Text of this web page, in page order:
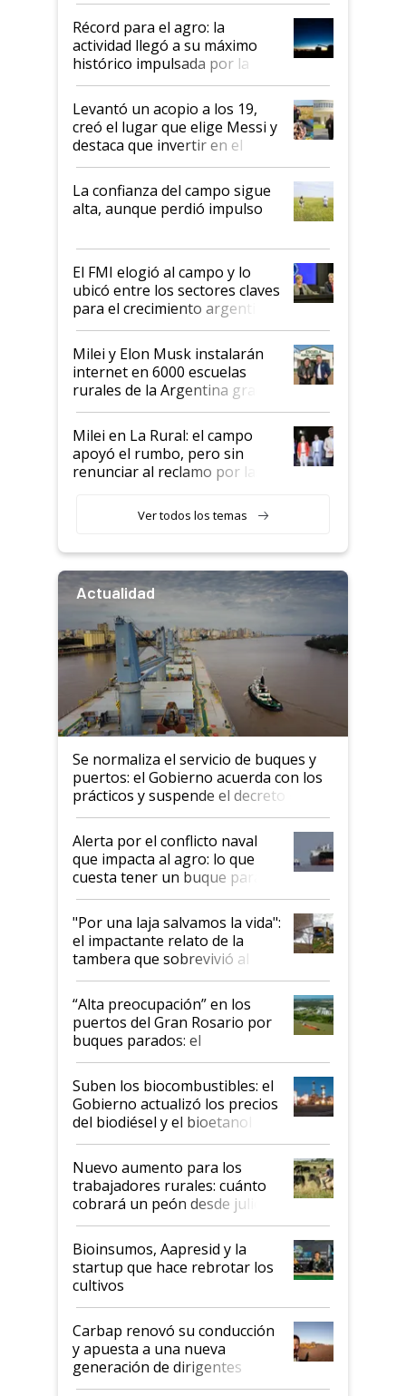
diez dólares y sostuvo el
liderazgo en un semestre
récord
Récord para el agro: la
actividad llegó a su máximo
histórico impulsada por la
cosecha y las exportaciones
Levantó un acopio a los 19,
creó el lugar que elige Messi y
destaca que invertir en el
kirchnerismo era como "darle
plata a un hijo para droga":
Juan Félix Rossetti, el libertario
que de una dura crisis salió
de Milei
La confianza del campo sigue
alta, aunque perdió impulso
El FMI elogió al campo y lo
ubicó entre los sectores claves
para el crecimiento argentino
Milei y Elon Musk instalarán
internet en 6000 escuelas
rurales de la Argentina gracias
a un acuerdo con Starlink
Milei en La Rural: el campo
apoyó el rumbo, pero sin
renunciar al reclamo por las
Ver todos los temas
Actualidad
Se normaliza el servicio de buques y
puertos: el Gobierno acuerda con los
prácticos y suspende el decreto de
desregulación
Alerta por el conflicto naval
que impacta al agro: lo que
cuesta tener un buque parado
y el peligro de que Argentina
pase a ser "país sucio"
"Por una laja salvamos la vida":
el impactante relato de la
tambera que sobrevivió al
tornado
“Alta preocupación” en los
puertos del Gran Rosario por
buques parados: el
funcionamiento de las
exportadoras en tensión tras
la medida de fuerza de los
prácticos
Suben los biocombustibles: el
Gobierno actualizó los precios
del biodiésel y el bioetanol
Nuevo aumento para los
trabajadores rurales: cuánto
cobrará un peón desde julio
Bioinsumos, Aapresid y la
startup que hace rebrotar los
cultivos
Carbap renovó su conducción
y apuesta a una nueva
generación de dirigentes
rurales